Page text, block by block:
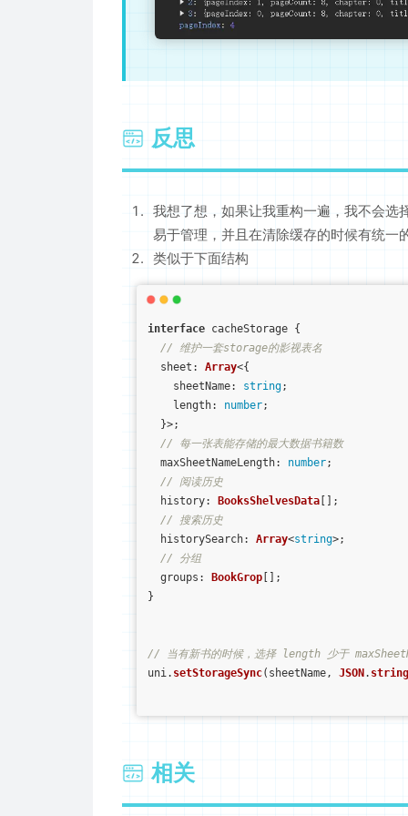
反思
我想了想，如果让我重构一遍，我不会选
易于管理，并且在清除缓存的时候有统一
类似于下面结构
interface cacheStorage {
// 维护一套storage的影视表名
sheet : Array<{
sheetName: string;
length: number;
  }>;
// 每一张表能存储的最大数据书籍数
maxSheetNameLength: number;
// 阅读历史
history: BooksShelvesData [];
// 搜索历史
historySearch: Array<string>;
// 分组
groups : BookGrop [];
}
// 当有新书的时候，选择 length 少于
uni. setStorageSync(sheetName, JSON .
相关